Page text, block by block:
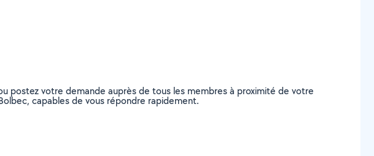
postez votre demande auprès de tous les membres à proximité de votre
capables de vous répondre rapidement.